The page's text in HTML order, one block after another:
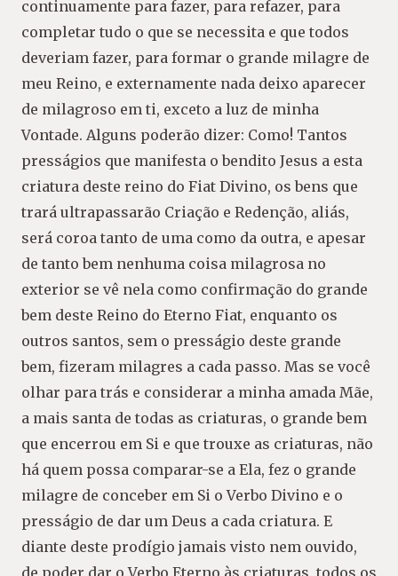
continuamente para fazer, para refazer, para
completar tudo o que se necessita e que todos
deveriam fazer, para formar o grande milagre de
meu Reino, e externamente nada deixo aparecer
de milagroso em ti, exceto a luz de minha
Vontade. Alguns poderão dizer: Como! Tantos
presságios que manifesta o bendito Jesus a esta
criatura deste reino do Fiat Divino, os bens que
trará ultrapassarão Criação e Redenção, aliás,
será coroa tanto de uma como da outra, e apesar
de tanto bem nenhuma coisa milagrosa no
exterior se vê nela como confirmação do grande
bem deste Reino do Eterno Fiat, enquanto os
outros santos, sem o presságio deste grande
bem, fizeram milagres a cada passo. Mas se você
olhar para trás e considerar a minha amada Mãe,
a mais santa de todas as criaturas, o grande bem
que encerrou em Si e que trouxe as criaturas, não
há quem possa comparar-se a Ela, fez o grande
milagre de conceber em Si o Verbo Divino e o
presságio de dar um Deus a cada criatura. E
diante deste prodígio jamais visto nem ouvido,